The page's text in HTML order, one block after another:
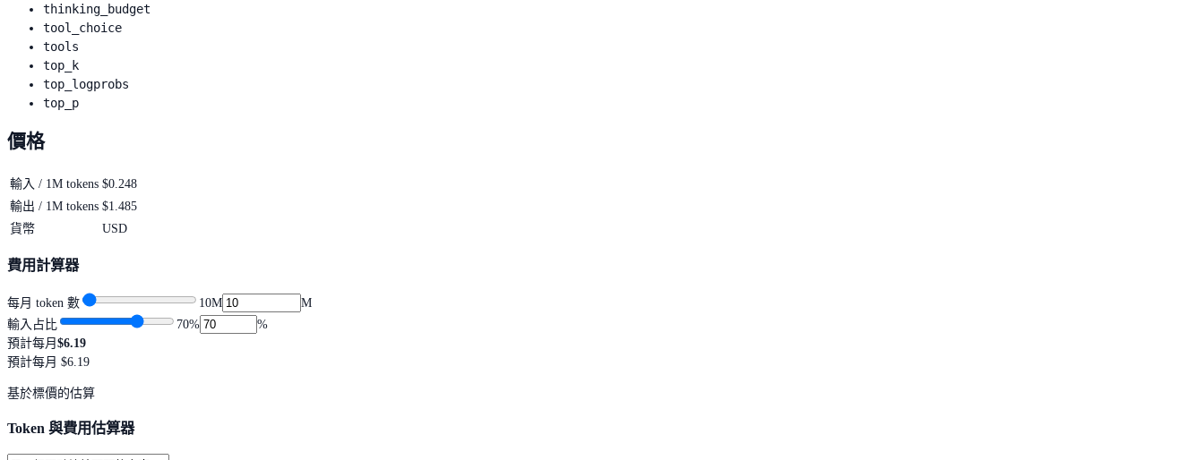
thinking_budget
tool_choice
tools
top_k
top_logprobs
top_p
價格
輸入 / 1M tokens $0.248
輸出 / 1M tokens $1.485
貨幣
USD
費用計算器
每月 token 數 10M
M
輸入占比
70%
%
預計每月 $6.19
預計每月 $6.19
基於標價的估算
Token 與費用估算器